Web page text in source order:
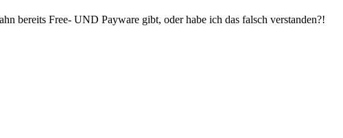
bereits Free- UND Payware gibt, oder habe ich das falsch verstanden?!